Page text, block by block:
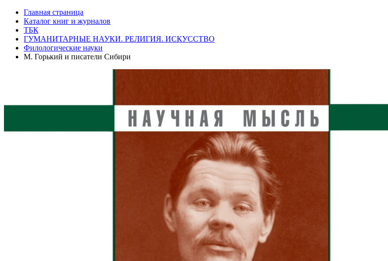
Главная страница
Каталог книг и журналов
ТБК
ГУМАНИТАРНЫЕ НАУКИ. РЕЛИГИЯ. ИСКУССТВО
Филологические науки
М. Горький и писатели Сибири